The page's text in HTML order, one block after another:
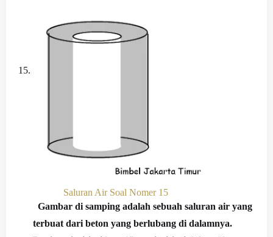
Saluran Air Soal Nomer 15
15.
Gambar di samping adalah sebuah saluran air yang
terbuat dari beton yang berlubang di dalamnya.